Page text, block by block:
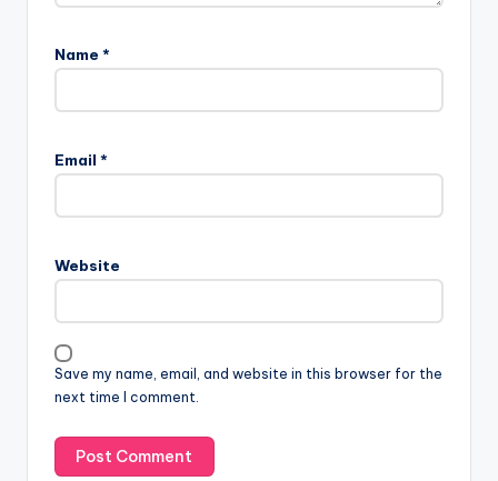
Name *
Email *
Website
Save my name, email, and website in this browser for the
next time I comment.